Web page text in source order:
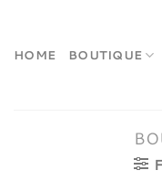
content
HOME BOUTIQUE